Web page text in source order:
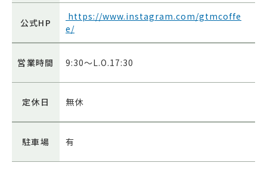
公式HP
https://www.instagram.com/gtmcoffe
e/
営業時間 9:30～L.O.17:30
定休日 無休
駐車場 有